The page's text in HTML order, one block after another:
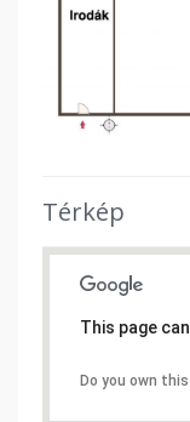
Térkép
This page
Do you own